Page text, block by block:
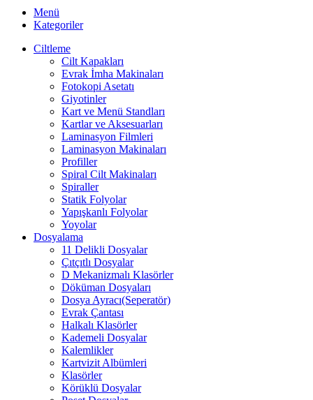
Menü
Kategoriler
Ciltleme
Cilt Kapakları
Evrak İmha Makinaları
Fotokopi Asetatı
Giyotinler
Kart ve Menü Standları
Kartlar ve Aksesuarları
Laminasyon Filmleri
Laminasyon Makinaları
Profiller
Spiral Cilt Makinaları
Spiraller
Statik Folyolar
Yapışkanlı Folyolar
Yoyolar
Dosyalama
11 Delikli Dosyalar
Çıtçıtlı Dosyalar
D Mekanizmalı Klasörler
Döküman Dosyaları
Dosya Ayracı(Seperatör)
Evrak Çantası
Halkalı Klasörler
Kademeli Dosyalar
Kalemlikler
Kartvizit Albümleri
Klasörler
Körüklü Dosyalar